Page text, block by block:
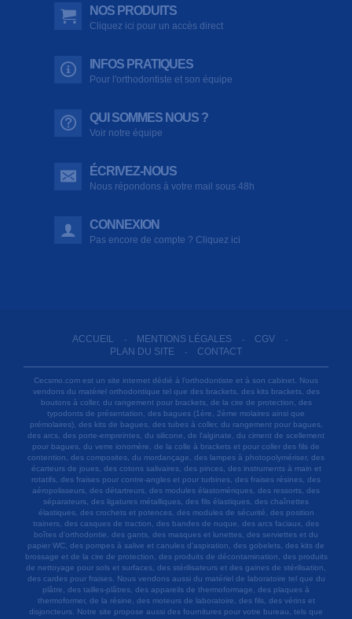
NOS PRODUITS
Cliquez ici pour un accès direct
INFOS PRATIQUES
Pour l'orthodontiste et son équipe
QUI SOMMES NOUS ?
Voir notre équipe
ÉCRIVEZ-NOUS
Nous répondons à votre mail sous 48h
CONNEXION
Pas encore de compte ? Cliquez ici
ACCUEIL - MENTIONS LÉGALES - CGV -
PLAN DU SITE - CONTACT
Cecsmo.com est un site internet dédié à l'orthodontiste et à son cabinet. Nous
vendons du matériel orthodontique tel que des brackets, des kits brackets, des
boutons à coller, du rangement pour brackets, de la cire de protection, des
typodonts de présentation, des bagues (1ère, 2ème molaires ainsi que
prémolaires), des kits de bagues, des tubes à coller, du rangement pour bagues,
des arcs, des porte-empreintes, du silicone, de l'alginate, du ciment de scellement
pour bagues, du verre ionomère, de la colle à brackets et pour coller des fils de
contention, des composites, du mordançage, des lampes à photopolymériser, des
écarteurs de joues, des cotons salivaires, des pinces, des instruments à main et
rotatifs, des fraises pour contre-angles et pour turbines, des fraises résines, des
aéropolisseurs, des détartreurs, des modules élastomériques, des ressorts, des
séparateurs, des ligatures métalliques, des fils élastiques, des chaînettes
élastiques, des crochets et potences, des modules de sécurité, des position
trainers, des casques de traction, des bandes de nuque, des arcs faciaux, des
boîtes d'orthodontie, des gants, des masques et lunettes, des serviettes et du
papier WC, des pompes à salive et canules d'aspiration, des gobelets, des kits de
brossage et de la cire de protection, des produits de décontamination, des produits
de nettoyage pour sols et surfaces, des stérilisateurs et des gaines de stérilisation,
des cardes pour fraises. Nous vendons aussi du matériel de laboratoire tel que du
plâtre, des tailles-plâtres, des appareils de thermoformage, des plaques à
thermoformer, de la résine, des moteurs de laboratoire, des fils, des vérins et
disjoncteurs. Notre site propose aussi des fournitures pour votre bureau, tels que